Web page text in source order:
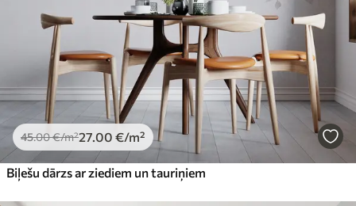
45.00€/m²27 .00 €/m²
Biļešu dārzs ar ziediem un tauriņiem